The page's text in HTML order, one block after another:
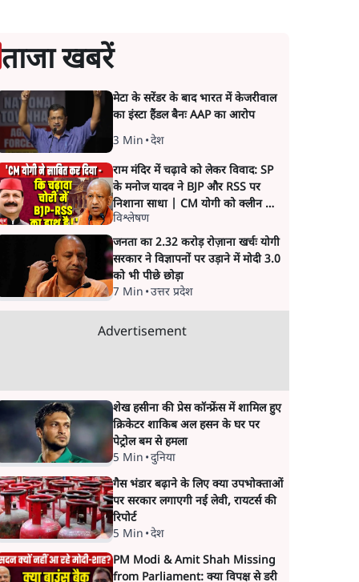
ताजा खबरें
मेटा के सरेंडर के बाद भारत में केजरीवाल
का इंस्टा हैंडल बैनः AAP का आरोप
3 Min •देश
राम मंदिर में चढ़ावे को लेकर विवाद: SP
के मनोज यादव ने BJP और RSS पर
निशाना साधा | CM योगी को क्लीन चिट
मिली
विश्लेषण
जनता का 2.32 करोड़ रोज़ाना खर्चः योगी
सरकार ने विज्ञापनों पर उड़ाने में मोदी 3.0
को भी पीछे छोड़ा
7 Min •उत्तर प्रदेश
Advertisement
शेख हसीना की प्रेस कॉन्फ्रेंस में शामिल हुए
क्रिकेटर शाकिब अल हसन के घर पर
पेट्रोल बम से हमला
5 Min •दुनिया
गैस भंडार बढ़ाने के लिए क्या उपभोक्ताओं
पर सरकार लगाएगी नई लेवी, रायटर्स की
रिपोर्ट
5 Min •देश
PM Modi & Amit Shah Missing
from Parliament: क्या विपक्ष से डरी